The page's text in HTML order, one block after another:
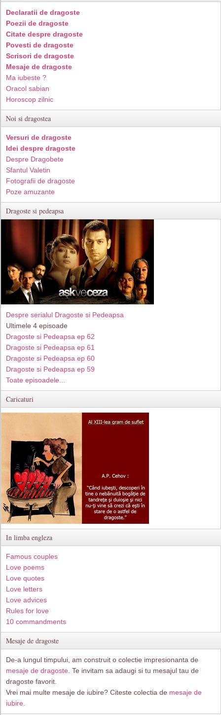
Declaratii de dragoste
Poezii de dragoste
Citate despre dragoste
Povesti de dragoste
Scrisori de dragoste
Mesaje de dragoste
Ma iubeste ?
Oracol sabian
Horoscop zilnic
Noi si dragostea
Versuri de dragoste
Idei despre dragoste
Despre Dragobete
Sfantul Valetin
Fotografii de dragoste
Poze amuzante
Dragoste si pedeapsa
Despre serialul Dragoste si Pedeapsa
Ultimele 4 episoade
Dragoste si Pedeapsa ep 62
Dragoste si Pedeapsa ep 61
Dragoste si Pedeapsa ep 60
Dragoste si Pedeapsa ep 59
Toate episoadele...
Caricaturi
In limba engleza
Famous couples
Love poems
Love quotes
Love letters
Love advices
Rules for love
10 commandments
Mesaje de dragoste
De-a lungul timpului, am construit o colectie impresionanta de
mesaje de dragoste . Te invitam sa adaugi si tu mesajul tau de
dragoste favorit.
Vrei mai multe mesaje de iubire? Citeste colectia de mesaje de
iubire.